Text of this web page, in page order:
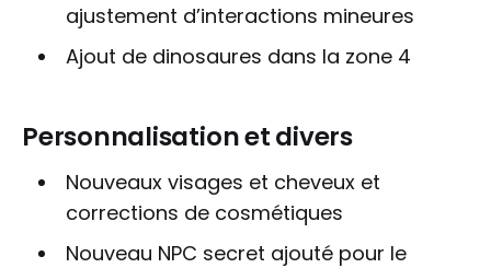
ajustement d’interactions mineures
Ajout de dinosaures dans la zone 4
Personnalisation et divers
Nouveaux visages et cheveux et
corrections de cosmétiques
Nouveau NPC secret ajouté pour le